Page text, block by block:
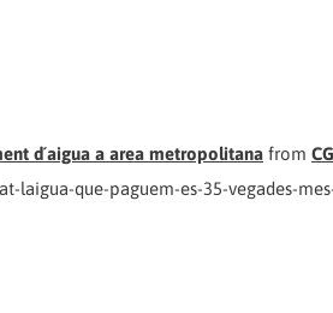
d´aigua a area metropolitana from
que-paguem-es-35-vegades-